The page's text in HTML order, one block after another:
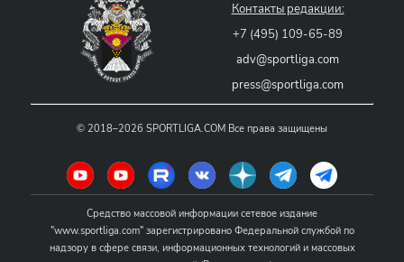
Контакты редакции:
+7 (495) 109-65-89
adv@sportliga.com
press@sportliga.com
© 2018–2026 SPORTLIGA.COM Все права защищены
Средство массовой информации сетевое издание
"www.sportliga.com" зарегистрировано Федеральной службой по
надзору в сфере связи, информационных технологий и массовых